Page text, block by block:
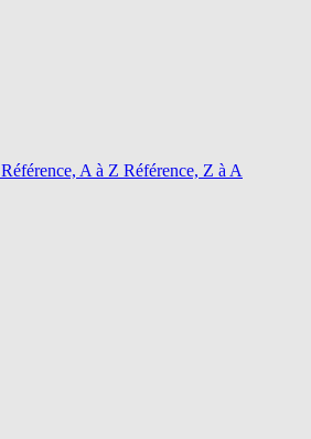
Référence, A à Z Référence, Z à A